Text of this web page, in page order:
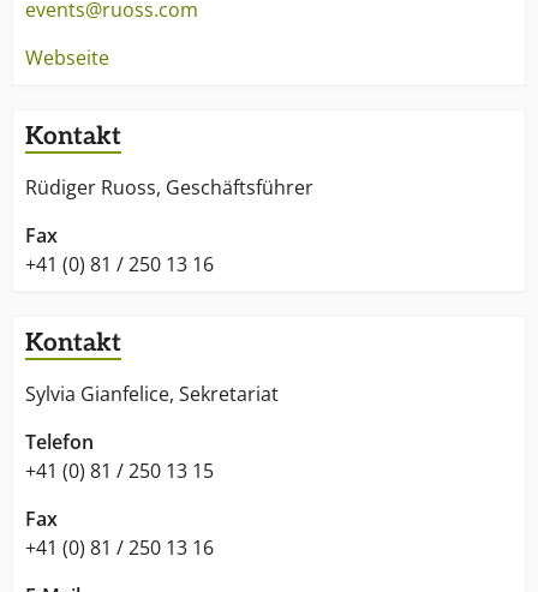
events@ruoss.com
Webseite
Kontakt
Rüdiger Ruoss, Geschäftsführer
Fax
+41 (0) 81 / 250 13 16
Kontakt
Sylvia Gianfelice, Sekretariat
Telefon
+41 (0) 81 / 250 13 15
Fax
+41 (0) 81 / 250 13 16